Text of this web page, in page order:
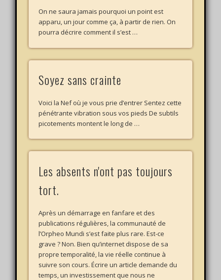
On ne saura jamais pourquoi un point est
apparu, un jour comme ça, à partir de rien. On
pourra décrire comment il s’est …
Soyez sans crainte
Voici la Nef où je vous prie d’entrer Sentez cette
pénétrante vibration sous vos pieds De subtils
picotements montent le long de …
Les absents n'ont pas toujours
tort.
Après un démarrage en fanfare et des
publications régulières, la communauté de
l’Orpheo Mundi s’est faite plus rare. Est-ce
grave ? Non. Bien qu’internet dispose de sa
propre temporalité, la vie réelle continue à
suivre son cours. Écrire un article demande du
temps, un investissement que nous ne